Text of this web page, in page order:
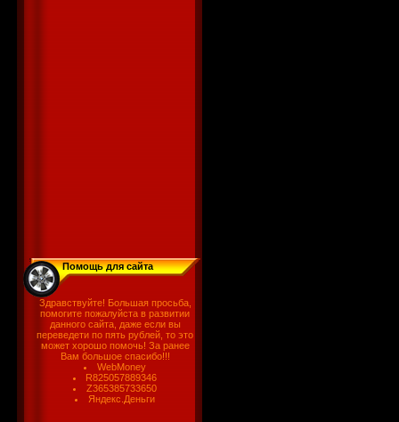
Помощь для сайта
Здравствуйте! Большая просьба,
помогите пожалуйста в развитии
данного сайта, даже если вы
переведети по пять рублей, то это
может хорошо помочь! За ранее
Вам большое спасибо!!!
WebMoney
R825057889346
Z365385733650
Яндекс.Деньги